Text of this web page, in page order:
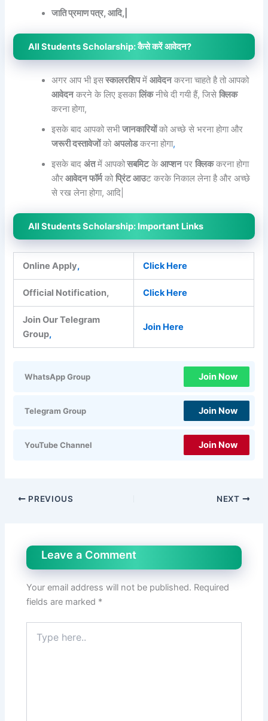
जाति प्रमाण पत्र, आदि,|
All Students Scholarship: कैसे करें आवेदन?
अगर आप भी इसस्कालरशिपमेंआवेदनकरना चाहते है तो आपको
आवेदनकरने के लिए इसकालिंकनीचे दी गयी हैं, जिसेक्लिक
करना होगा,
इसके बाद आपको सभीजानकारियोंको अच्छे से भरना होगा और
जरूरी दस्तावेजोंकोअपलोडकरना होगा,
इसके बादअंतमें आपकोसबमिटकेआप्शनपरक्लिककरना होगा
औरआवेदन फॉर्मकोप्रिंट आउट करके निकाल लेना है और अच्छे
से रख लेना होगा, आदि|
All Students Scholarship: Important Links
Online Apply, Click Here
Official Notification, Click Here
Join Our Telegram
Group,
Join Here
WhatsApp Group Join Now
Telegram Group Join Now
YouTube Channel Join Now
PREVIOUS NEXT
Leave a Comment
Your email address will not be published. Required
fields are marked *
here..